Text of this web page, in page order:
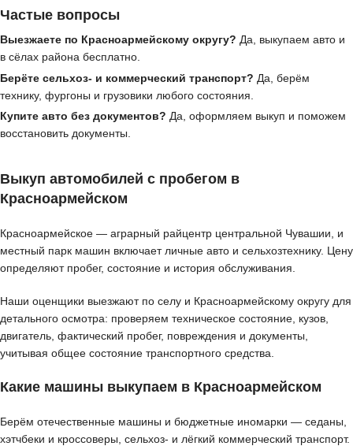
Частые вопросы
Выезжаете по Красноармейскому округу? Да, выкупаем авто и
в сёлах района бесплатно.
Берёте сельхоз- и коммерческий транспорт? Да, берём
технику, фургоны и грузовики любого состояния.
Купите авто без документов? Да, оформляем выкуп и поможем
восстановить документы.
Выкуп автомобилей с пробегом в
Красноармейском
Красноармейское — аграрный райцентр центральной Чувашии, и
местный парк машин включает личные авто и сельхозтехнику. Цену
определяют пробег, состояние и история обслуживания.
Наши оценщики выезжают по селу и Красноармейскому округу для
детального осмотра: проверяем техническое состояние, кузов,
двигатель, фактический пробег, повреждения и документы,
учитывая общее состояние транспортного средства.
Какие машины выкупаем в Красноармейском
Берём отечественные машины и бюджетные иномарки — седаны,
хэтчбеки и кроссоверы, сельхоз- и лёгкий коммерческий транспорт.